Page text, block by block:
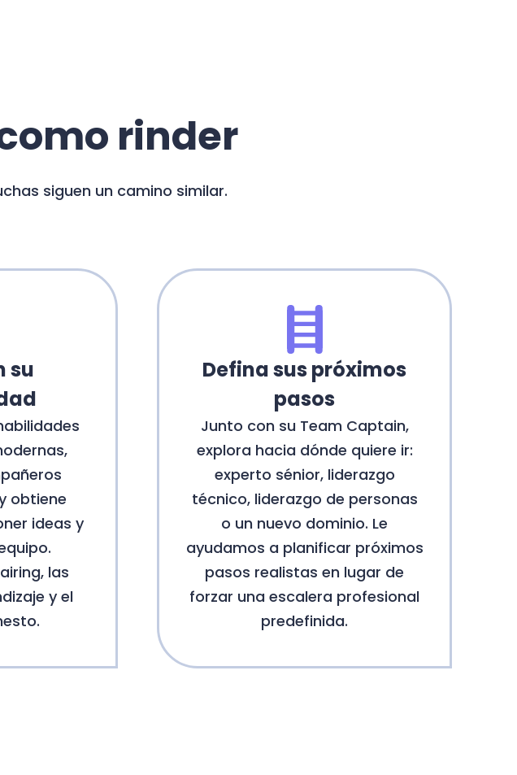
rinder
siguen un camino similar.
su
obtiene
ideas y
las
y el
Defina sus próximos
pasos
Junto con su Team Captain,
explora hacia dónde quiere ir:
experto sénior, liderazgo
técnico, liderazgo de personas
o un nuevo dominio. Le
ayudamos a planificar próximos
pasos realistas en lugar de
forzar una escalera profesional
predefinida.